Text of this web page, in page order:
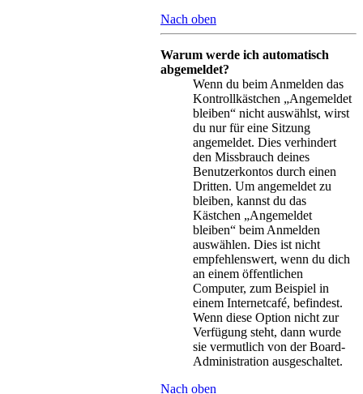
Nach oben
Warum werde ich automatisch
abgemeldet?
Wenn du beim Anmelden das
Kontrollkästchen „Angemeldet
bleiben“ nicht auswählst, wirst
du nur für eine Sitzung
angemeldet. Dies verhindert
den Missbrauch deines
Benutzerkontos durch einen
Dritten. Um angemeldet zu
bleiben, kannst du das
Kästchen „Angemeldet
bleiben“ beim Anmelden
auswählen. Dies ist nicht
empfehlenswert, wenn du dich
an einem öffentlichen
Computer, zum Beispiel in
einem Internetcafé, befindest.
Wenn diese Option nicht zur
Verfügung steht, dann wurde
sie vermutlich von der Board-
Administration ausgeschaltet.
Nach oben